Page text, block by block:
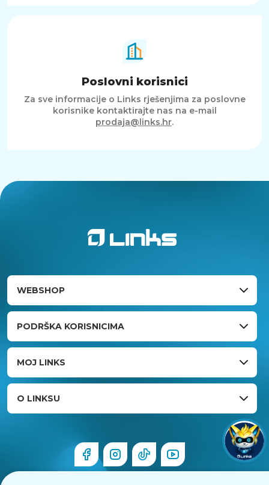
Poslovni korisnici
Za sve informacije o Links rješenjima za poslovne
korisnike kontaktirajte nas na e-mail
prodaja@links.hr.
WEBSHOP
PODRŠKA KORISNICIMA
MOJ LINKS
O LINKSU